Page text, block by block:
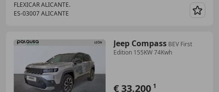
FLEXICAR ALICANTE.
ES-03007 ALICANTE
Jeep Compass BEV First
Edition 155KW 74Kwh
€ 33.200 1